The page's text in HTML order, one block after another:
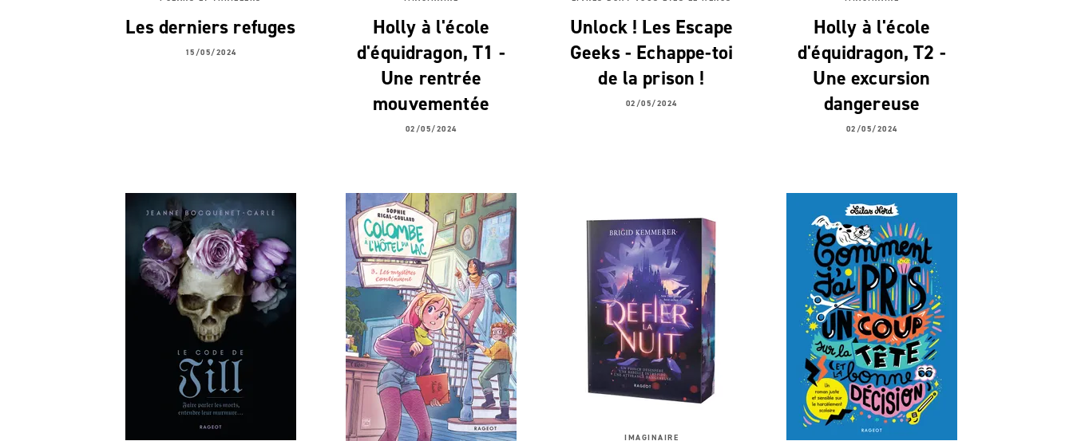
Les derniers refuges
15/05/2024
Holly à l'école
d'équidragon, T1 -
Une rentrée
mouvementée
02/05/2024
Unlock ! Les Escape
Geeks - Echappe-toi
de la prison !
02/05/2024
Holly à l'école
d'équidragon, T2 -
Une excursion
dangereuse
02/05/2024
IMAGINAIRE